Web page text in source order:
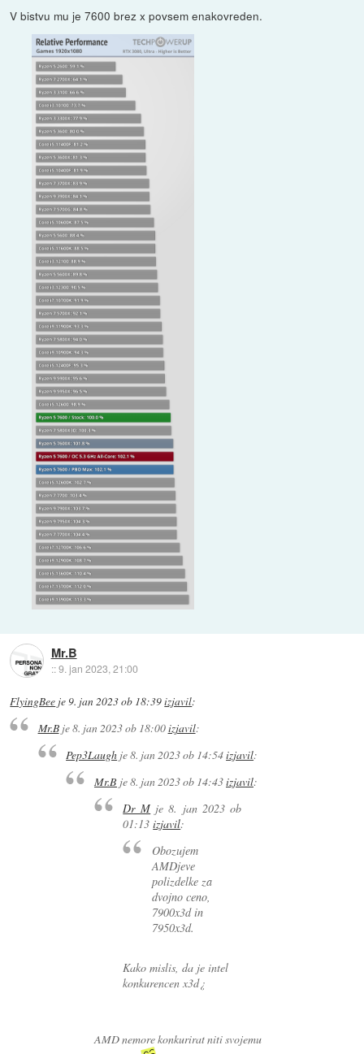
V bistvu mu je 7600 brez x povsem enakovreden.
Mr.B
::9. jan 2023, 21:00
FlyingBee je9. jan 2023 ob 18:39izjavil:
Mr.Bje8. jan 2023 ob 18:00izjavil:
Pep3Laugh je8. jan 2023 ob 14:54izjavil:
Mr.B je8. jan 2023 ob 14:43izjavil:
Dr_M je8. jan 2023 ob
01:13 izjavil:
Obozujem
AMDjeve
polizdelke za
dvojno ceno,
7900x3d in
7950x3d.
Kako mislis, da je intel
konkurencen x3d¿
AMD nemore konkurirat niti svojemu